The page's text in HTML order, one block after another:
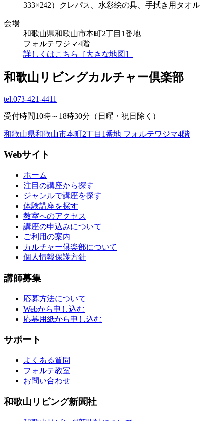
333×242）クレパス、水彩絵の具、手拭き用タオル
会場
和歌山県和歌山市本町2丁目1番地
フォルテワジマ4階
詳しくはこちら［大きな地図］
和歌山リビングカルチャー倶楽部
tel.073-421-4411
受付時間10時～18時30分（日曜・祝日除く）
和歌山県和歌山市本町2丁目1番地 フォルテワジマ4階
Webサイト
ホーム
注目の講座から探す
ジャンルで講座を探す
体験講座を探す
教室へのアクセス
講座の申込みについて
ご利用の案内
カルチャー倶楽部について
個人情報保護方針
講師募集
応募方法について
Webから申し込む
応募用紙から申し込む
サポート
よくある質問
フォルテ教室
お問い合わせ
和歌山リビング新聞社